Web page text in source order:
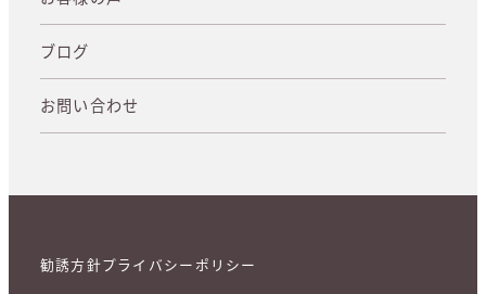
ブログ
お問い合わせ
勧誘方針プライバシーポリシー